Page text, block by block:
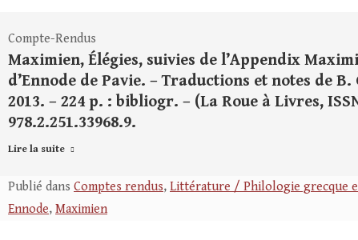
Compte-Rendus
Maximien, Élégies, suivies de l’Appendix
d’Ennode de Pavie. – Traductions et notes de
2013. – 224 p. : bibliogr. – (La Roue à Livres,
978.2.251.33968.9.
Lire la suite
Publié dans Comptes rendus, Littérature / Philologie grecque
Ennode, Maximien